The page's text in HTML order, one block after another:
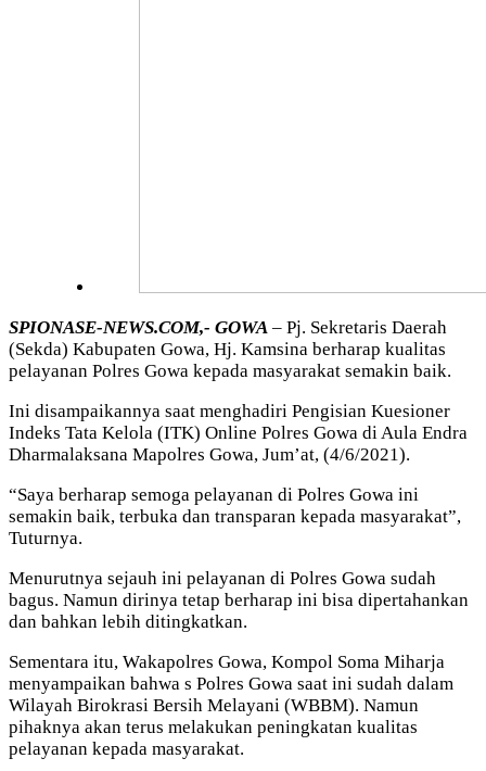
SPIONASE-NEWS.COM,- GOWA – Pj. Sekretaris Daerah
(Sekda) Kabupaten Gowa, Hj. Kamsina berharap kualitas
pelayanan Polres Gowa kepada masyarakat semakin baik.
Ini disampaikannya saat menghadiri Pengisian Kuesioner
Indeks Tata Kelola (ITK) Online Polres Gowa di Aula Endra
Dharmalaksana Mapolres Gowa, Jum’at, (4/6/2021).
“Saya berharap semoga pelayanan di Polres Gowa ini
semakin baik, terbuka dan transparan kepada masyarakat”,
Tuturnya.
Menurutnya sejauh ini pelayanan di Polres Gowa sudah
bagus. Namun dirinya tetap berharap ini bisa dipertahankan
dan bahkan lebih ditingkatkan.
Sementara itu, Wakapolres Gowa, Kompol Soma Miharja
menyampaikan bahwa s Polres Gowa saat ini sudah dalam
Wilayah Birokrasi Bersih Melayani (WBBM). Namun
pihaknya akan terus melakukan peningkatan kualitas
pelayanan kepada masyarakat.